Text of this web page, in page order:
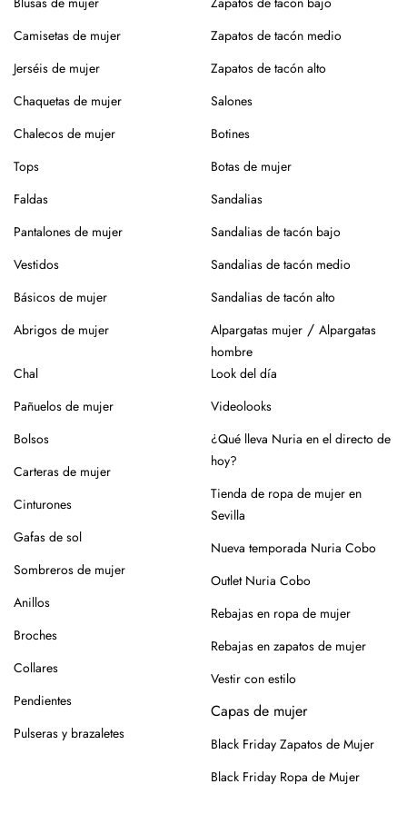
comida más formal, el jersey adecuado puede convertirse en el
centro del conjunto. En nuestra tienda online encontrarás
Looks versátiles con un mismo jersey
unos
zapatos de salón de mujer
efectivo.
falda de mujer midi y botines para un
estilo más femenino.
Añade una chaqueta estructurada para elevar el look.
la silueta
están pensados para realzar la figura: cuellos que estilizan,
largos y cortes que aportan fluidez y elegancia.
Cuellos y escotes con personalidad
El cuello pico alarga visualmente y estiliza. El cuello caja aporta
sobriedad y estructura. Y el cuello vuelto es perfecto para looks
más sofisticados en los meses fríos.
Colores neutros y modelos atemporales
Beige, gris, negro, azul marino… tonos pensados para crear
combinaciones fáciles y con estilo. Modelos que no pasan de
moda y que puedes llevar año tras año.
Jerséis de mujer elegantes en
Nuria Cobo
Camisetas de mujer
Jerséis de mujer
Chaquetas de mujer
Chalecos de mujer
Tops
Faldas
Pantalones de mujer
Vestidos
Básicos de mujer
Abrigos de mujer
Zapatos de tacón medio
Zapatos de tacón alto
Salones
Botines
Botas de mujer
Sandalias
Sandalias de tacón bajo
Sandalias de tacón medio
Sandalias de tacón alto
Alpargatas mujer / Alpargatas
hombre
Chal
Pañuelos de mujer
Bolsos
Carteras de mujer
Cinturones
Gafas de sol
Sombreros de mujer
Anillos
Broches
Collares
Pendientes
Pulseras y brazaletes
Look del día
Videolooks
¿Qué lleva Nuria en el directo de
hoy?
Tienda de ropa de mujer en
Sevilla
Nueva temporada Nuria Cobo
Outlet Nuria Cobo
Rebajas en ropa de mujer
Rebajas en zapatos de mujer
Vestir con estilo
Capas de mujer
Black Friday Zapatos de Mujer
Black Friday Ropa de Mujer